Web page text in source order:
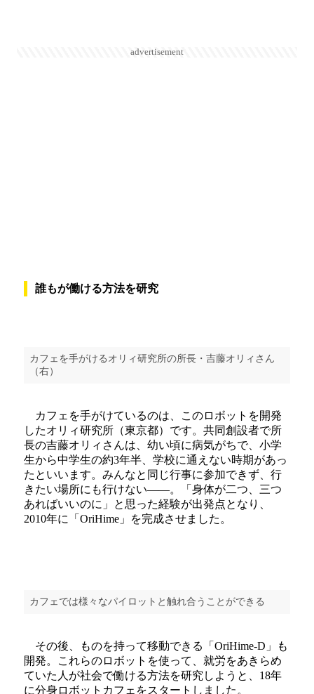
advertisement
誰もが働ける方法を研究
カフェを手がけるオリィ研究所の所長・吉藤オリィさん
（右）
カフェを手がけているのは、このロボットを開発
したオリィ研究所（東京都）です。共同創設者で所
長の吉藤オリィさんは、幼い頃に病気がちで、小学
生から中学生の約3年半、学校に通えない時期があっ
たといいます。みんなと同じ行事に参加できず、行
きたい場所にも行けない――。「身体が二つ、三つ
あればいいのに」と思った経験が出発点となり、
2010年に「OriHime」を完成させました。
カフェでは様々なパイロットと触れ合うことができる
その後、ものを持って移動できる「OriHime-D」も
開発。これらのロボットを使って、就労をあきらめ
ていた人が社会で働ける方法を研究しようと、18年
に分身ロボットカフェをスタートしました。